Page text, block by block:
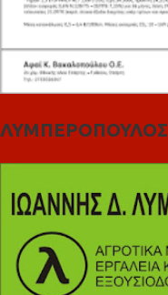
ΛΥΜΠΕΡΟΠΟΥΛΟΣ